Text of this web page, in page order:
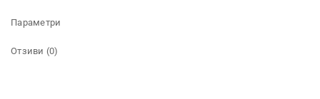
Параметри
Отзиви (0)